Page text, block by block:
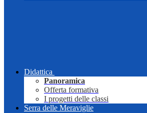
Didattica
Panoramica
Offerta formativa
I progetti delle classi
Serra delle Meraviglie